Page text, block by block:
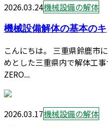
2026.03.24機械設備の解体
機械設備解体の基本のキ
こんにちは。 三重県鈴鹿市
めとした三重県内で解体工
ZERO...
2026.03.17機械設備の解体